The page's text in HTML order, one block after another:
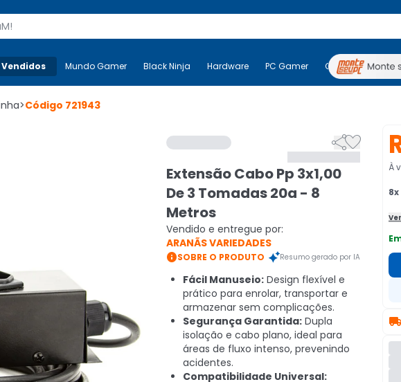
Mais-v- Mundo Gamer Black Ninja Hardware PC Gamer
Mundo Gamer Black Ninja Hardware PC Gamer Computadores
>Código 721943

Extensão Cabo Pp 3x1,00
De 3 Tomadas 20a - 8
Metros
Vendido e entregue por:
ARANÃS VARIEDADES
SOBRE O PRODUTO Resumo gerado por IA
Fácil Manuseio: Design flexível e
prático para enrolar, transportar e
armazenar sem complicações.
Segurança Garantida: Dupla
isolação e cabo plano, ideal para
áreas de fluxo intenso, prevenindo
acidentes.
Compatibilidade Universal:
À
8x
